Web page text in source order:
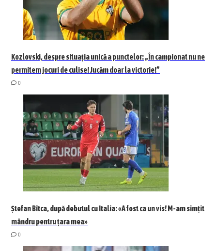
Kozlovski, despre situația unică a punctelor: „În campionat nu ne
permitem jocuri de culise! Jucăm doar la victorie!”
0
Ștefan Bîtca, după debutul cu Italia: «A fost ca un vis! M-am simțit
mândru pentru țara mea»
0